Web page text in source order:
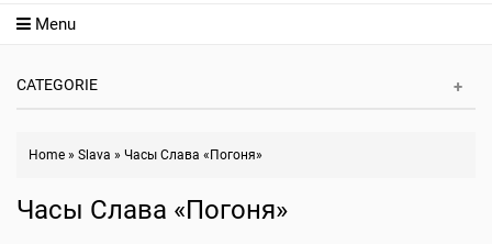
Menu
CATEGORIE
Home » Slava » Часы Слава «Погоня»
Часы Слава «Погоня»